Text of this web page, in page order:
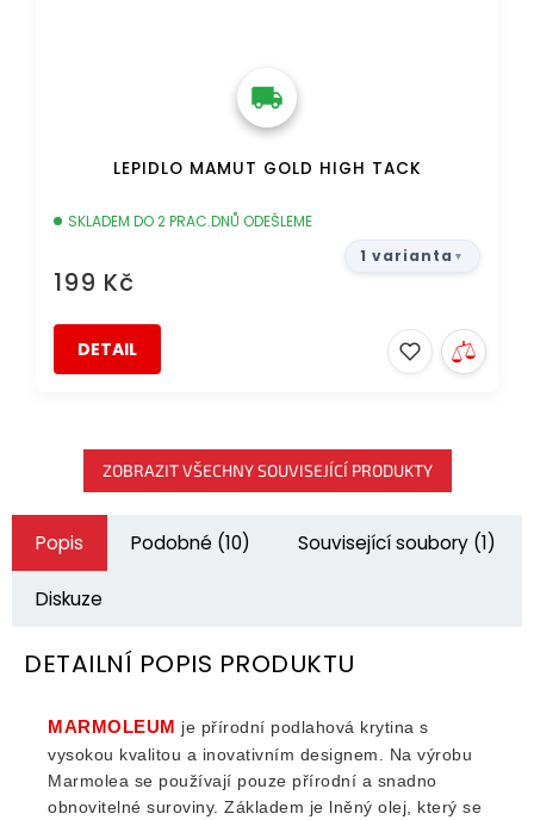
LEPIDLO MAMUT GOLD HIGH TACK
SKLADEM DO 2 PRAC.DNŮ ODEŠLEME
199 Kč
DETAIL
1 varianta
ZOBRAZIT VŠECHNY SOUVISEJÍCÍ PRODUKTY
Popis Podobné (10) Související soubory (1)
Diskuze
DETAILNÍ POPIS PRODUKTU
MARMOLEUM je přírodní podlahová krytina s
vysokou kvalitou a inovativním designem. Na výrobu
Marmolea se používají pouze přírodní a snadno
obnovitelné suroviny. Základem je lněný olej, který se